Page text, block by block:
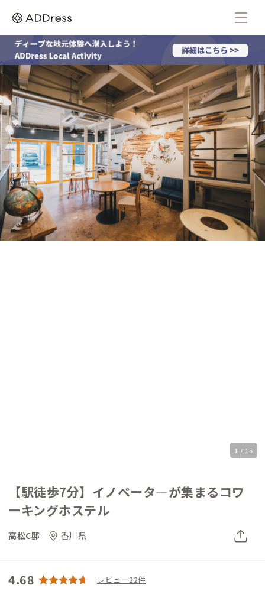
1 / 15
【駅徒歩7分】イノベータ―が集まるコワ
ーキングホステル
高松C邸 香川県
4.68 レビュー22件